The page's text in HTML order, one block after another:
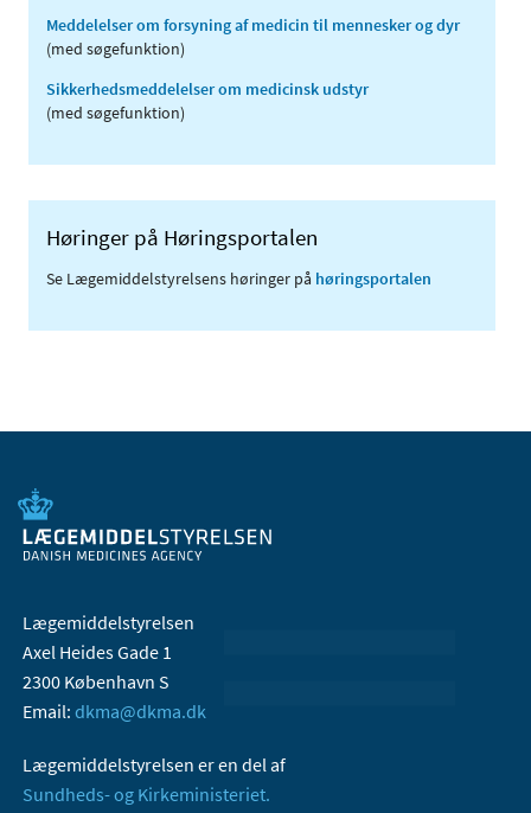
Meddelelser om forsyning af medicin til mennesker og dyr
(med søgefunktion)
Sikkerhedsmeddelelser om medicinsk udstyr
(med søgefunktion)
Høringer på Høringsportalen
Se Lægemiddelstyrelsens høringer på høringsportalen
Lægemiddelstyrelsen
Axel Heides Gade 1
2300 København S
Email: dkma@dkma.dk
Lægemiddelstyrelsen er en del af
Sundheds- og Kirkeministeriet.